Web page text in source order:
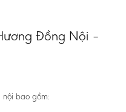
Đồng Nội –
bao gồm: